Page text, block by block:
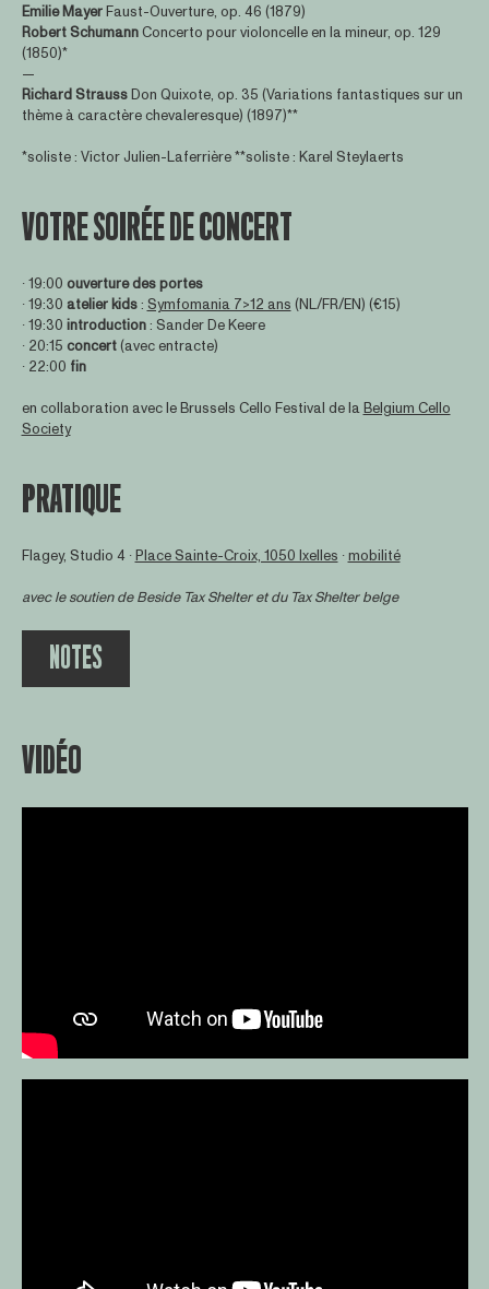
NOTES
Emilie MayerFaust-Ouverture, op. 46 (1879)
Robert SchumannConcerto pour violoncelle en la mineur, op. 129
(1850)*
—
Richard StraussDon Quixote, op. 35 (Variations fantastiques sur un
thème à caractère chevaleresque) (1897)**
*soliste : Victor Julien-Laferrière **soliste : Karel Steylaerts
VOTRE SOIRÉE DE CONCERT
∙ 19:00 ouverture des portes
∙ 19:30 atelier kids: Symfomania 7>12 ans (NL/FR/EN) (€15)
∙ 19:30 introduction: Sander De Keere
∙ 20:15 concert(avec entracte)
∙ 22:00 fin
en collaboration avec le Brussels Cello Festival de laBelgium Cello
Society
PRATIQUE
Flagey, Studio 4 ∙Place Sainte-Croix, 1050 Ixelles ∙mobilité
avec le soutien deBeside Tax Shelteret du Tax Shelter belge
VIDÉO